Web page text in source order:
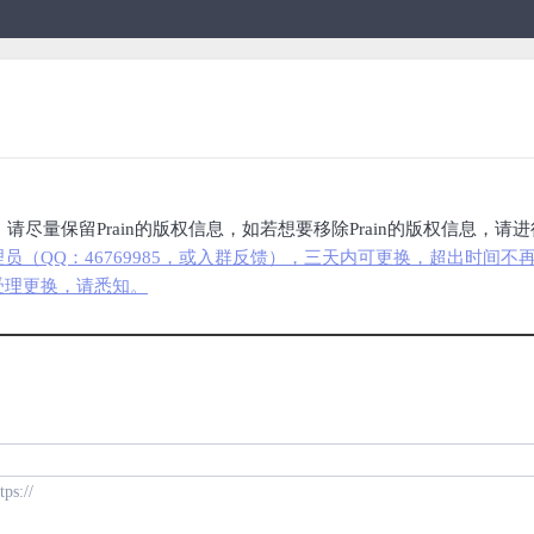
尽量保留Prain的版权信息，如若想要移除Prain的版权信息，请
（QQ：46769985，或入群反馈），三天内可更换，超出时间不
更换，请悉知。